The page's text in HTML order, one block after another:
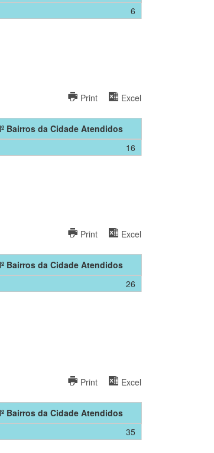
6
Print Excel
Bairros da Cidade Atendidos
16
Print Excel
Bairros da Cidade Atendidos
26
Print Excel
Bairros da Cidade Atendidos
35